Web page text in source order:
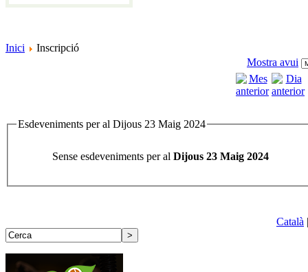
Inici
Inscripció
Mostra avui
Esdeveniments per al Dijous 23 Maig 2024
Sense esdeveniments per al Dijous 23 Maig 2024
Català